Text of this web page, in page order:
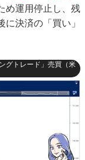
め運用停止し、残
決済の「買い」
グトレード」売買（米